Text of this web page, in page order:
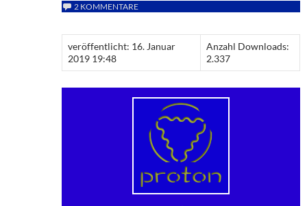
2 KOMMENTARE
veröffentlicht: 16. Januar
2019 19:48
Anzahl Downloads:
2.337